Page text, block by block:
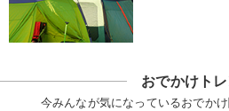
おでかけト
今みんなが気になっているおでか